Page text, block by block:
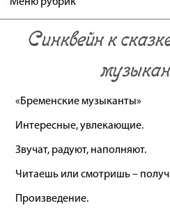
Синквейн к
«Бременские музыканты»
Интересные, увлекающие.
Звучат, радуют, наполняют.
Читаешь или смотришь –
Произведение.